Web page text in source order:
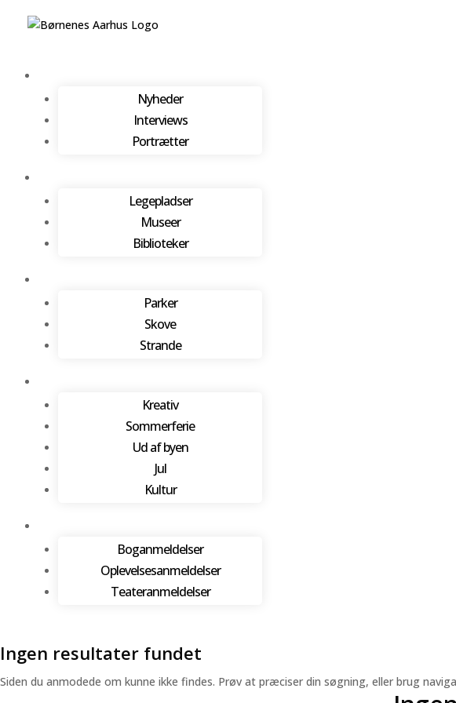
Nyheder
Interviews
Portrætter
Legepladser
Museer
Biblioteker
Parker
Skove
Strande
Kreativ
Sommerferie
Ud af byen
Jul
Kultur
Boganmeldelser
Oplevelsesanmeldelser
Teateranmeldelser
Ingen resultater fundet
Siden du anmodede om kunne ikke findes. Prøv at præciser din søgning, eller brug